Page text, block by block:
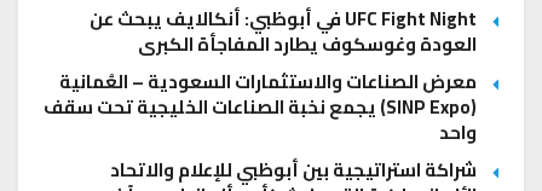
UFC Fight Night في أبوظبي: أنكالايف يبحث عن
العودة وغوسكوف يطارد المفاجأة الكبرى
معرض الصناعات والاستثمارات السعودية – العُمانية
(SINP Expo) يجمع نخبة الصناعات الخليجية تحت سقف
واحد
شراكة استراتيجية بين أبوظبي للإعلام والاتحاد